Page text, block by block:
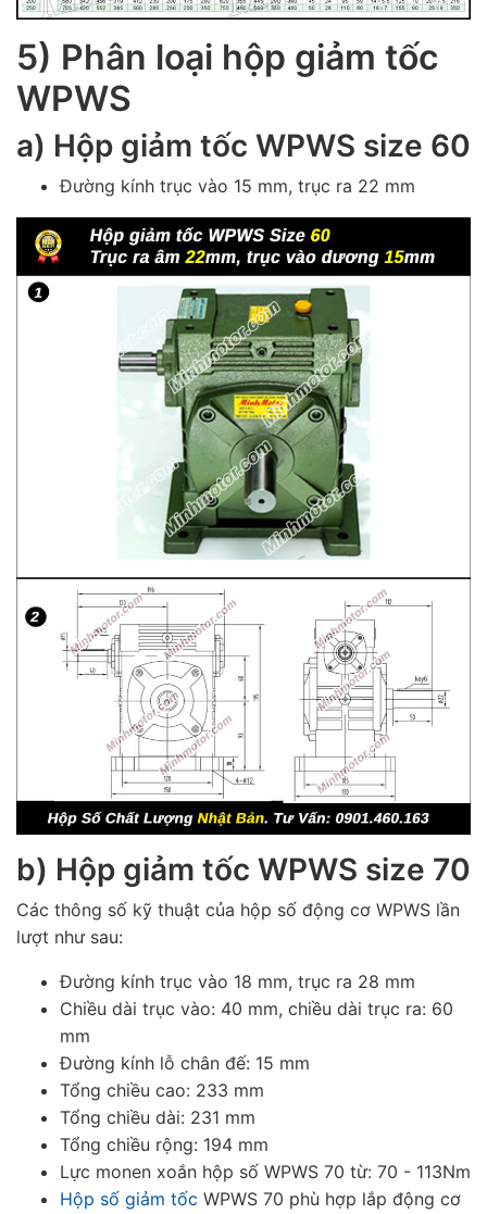
5) Phân loại hộp giảm tốc
WPWS
a) Hộp giảm tốc WPWS size 60
Đường kính trục vào 15 mm, trục ra 22 mm
b) Hộp giảm tốc WPWS size 70
Các thông số kỹ thuật của hộp số động cơ WPWS lần
lượt như sau:
Đường kính trục vào 18 mm, trục ra 28 mm
Chiều dài trục vào: 40 mm, chiều dài trục ra: 60
mm
Đường kính lỗ chân đế: 15 mm
Tổng chiều cao: 233 mm
Tổng chiều dài: 231 mm
Tổng chiều rộng: 194 mm
Lực monen xoắn hộp số WPWS 70 từ: 70 - 113Nm
Hộp số giảm tốc WPWS 70 phù hợp lắp động cơ